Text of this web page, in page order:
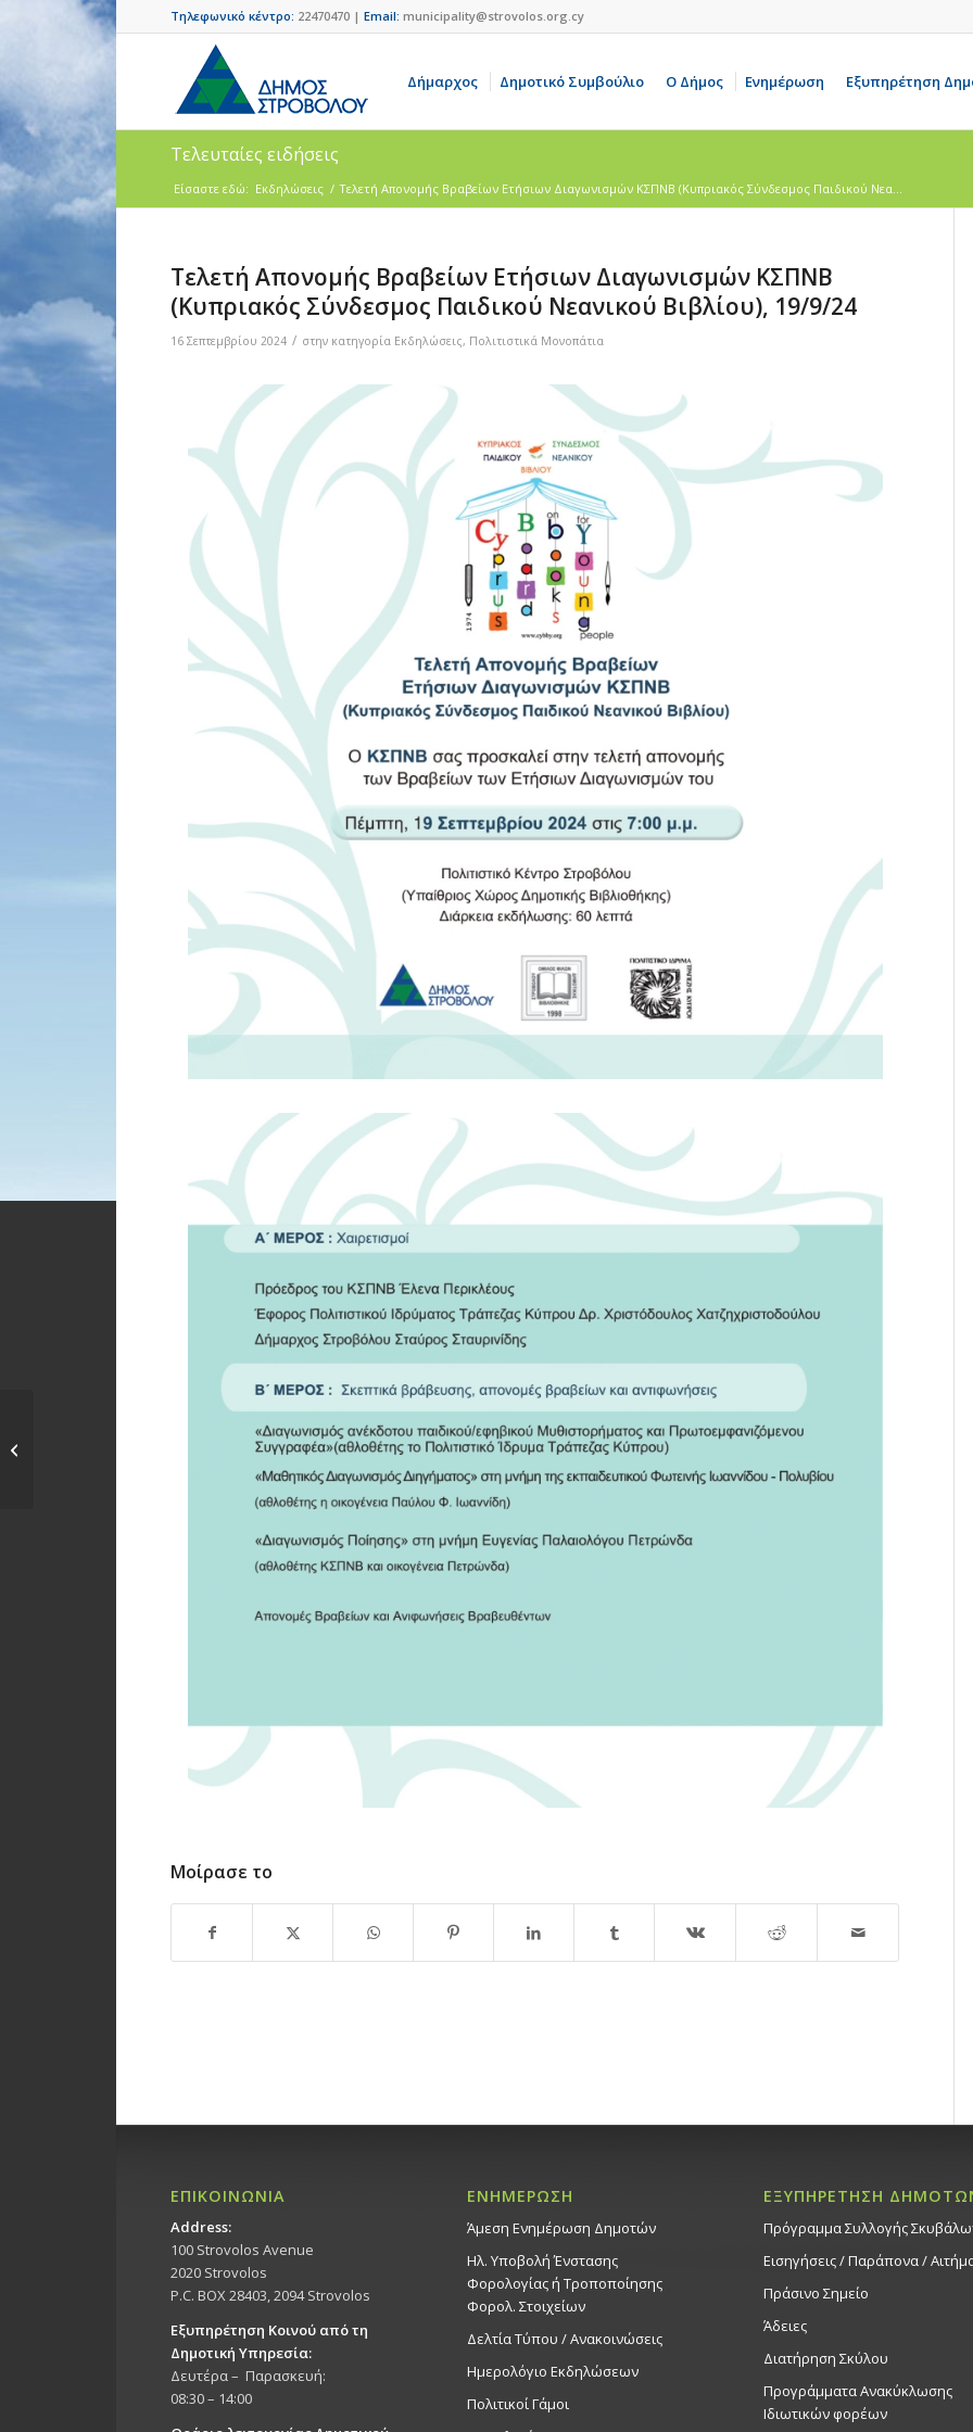
Τηλεφωνικό κέντρο: 22470470 | Email: municipality@strovolos.org.cy
Δήμαρχος Δημοτικό Συμβούλιο Ο Δήμος Ενημέρωση Εξυπηρέτηση
Τελευταίες ειδήσεις
Είσαστε εδώ: Εκδηλώσεις / Τελετή Απονομής Βραβείων Ετήσιων Διαγωνισμών ΚΣΠΝΒ (Κυπριακός Σύνδεσμος Παιδικού Νεα...
Τελετή Απονομής Βραβείων Ετήσιων Διαγωνισμών ΚΣΠΝΒ
(Κυπριακός Σύνδεσμος Παιδικού Νεανικού Βιβλίου), 19/9/24
16 Σεπτεμβρίου 2024 / στην κατηγορία Εκδηλώσεις, Πολιτιστικά Μονοπάτια
Μοίρασε το
ΕΠΙΚΟΙΝΩΝΙΑ
Address:
100 Strovolos Avenue
2020 Strovolos
P.C. BOX 28403, 2094 Strovolos
Εξυπηρέτηση Κοινού από τη
Δημοτική Υπηρεσία:
Δευτέρα – Παρασκευή:
08:30 – 14:00
ΕΝΗΜΕΡΩΣΗ
Άμεση Ενημέρωση Δημοτών
Ηλ. Υποβολή Ένστασης
Φορολογίας ή Τροποποίησης
Φορολ. Στοιχείων
Δελτία Τύπου / Ανακοινώσεις
Ημερολόγιο Εκδηλώσεων
Πολιτικοί Γάμοι
ΕΞΥΠΗΡΕΤΗΣΗ
Πρόγραμμα Συλλογής
Εισηγήσεις / Παράπονα /
Πράσινο Σημείο
Άδειες
Διατήρηση Σκύλου
Προγράμματα Ανακύκλωσης
Ιδιωτικών φορέων